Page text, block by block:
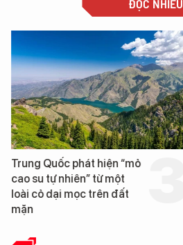
ĐỌC NHIỀU
Trung Quốc phát hiện “mỏ
cao su tự nhiên” từ một
loài cỏ dại mọc trên đất
mặn